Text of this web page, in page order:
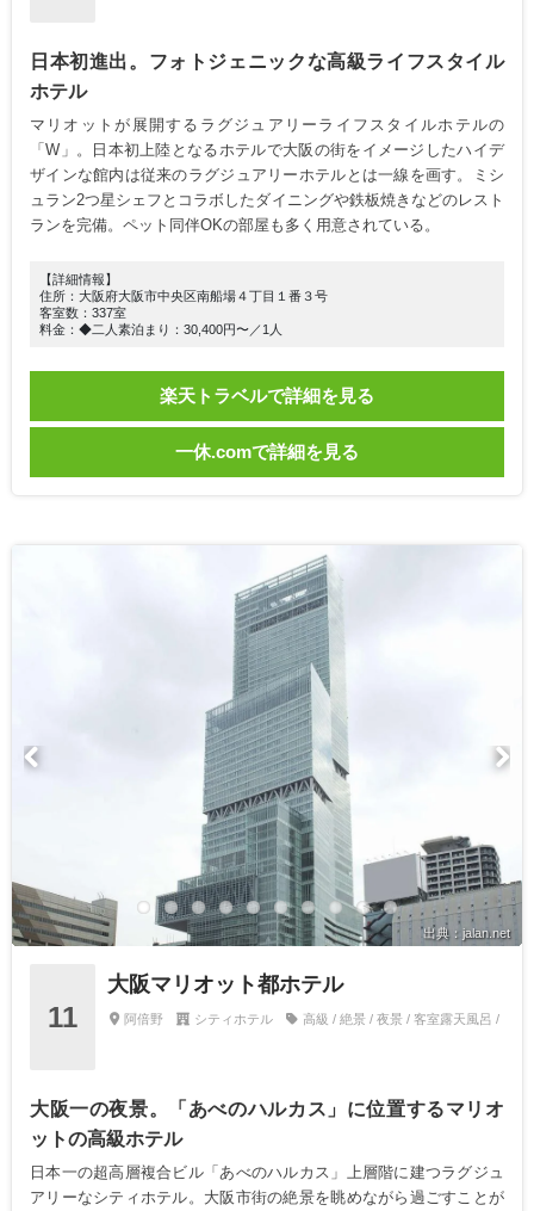
日本初進出。フォトジェニックな高級ライフスタイル
ホテル
マリオットが展開するラグジュアリーライフスタイルホテルの
「W」。日本初上陸となるホテルで大阪の街をイメージしたハイデ
ザインな館内は従来のラグジュアリーホテルとは一線を画す。ミシ
ュラン2つ星シェフとコラボしたダイニングや鉄板焼きなどのレスト
ランを完備。ペット同伴OKの部屋も多く用意されている。
【詳細情報】
住所：大阪府大阪市中央区南船場４丁目１番３号
客室数：337室
料金：◆二人素泊まり：30,400円〜／1人
楽天トラベルで詳細を見る
一休.comで詳細を見る
出典：jalan.net
11
大阪マリオット都ホテル
阿倍野 シティホテル 高級 / 絶景 / 夜景 / 客室露天風呂 /
大阪一の夜景。「あべのハルカス」に位置するマリオ
ットの高級ホテル
日本一の超高層複合ビル「あべのハルカス」上層階に建つラグジュ
アリーなシティホテル。大阪市街の絶景を眺めながら過ごすことが